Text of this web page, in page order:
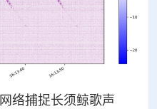
络捕捉长须鲸歌声